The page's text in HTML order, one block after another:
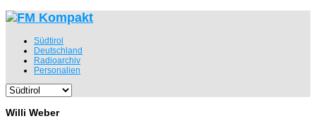
Südtirol
Deutschland
Radioarchiv
Personalien
Willi Weber